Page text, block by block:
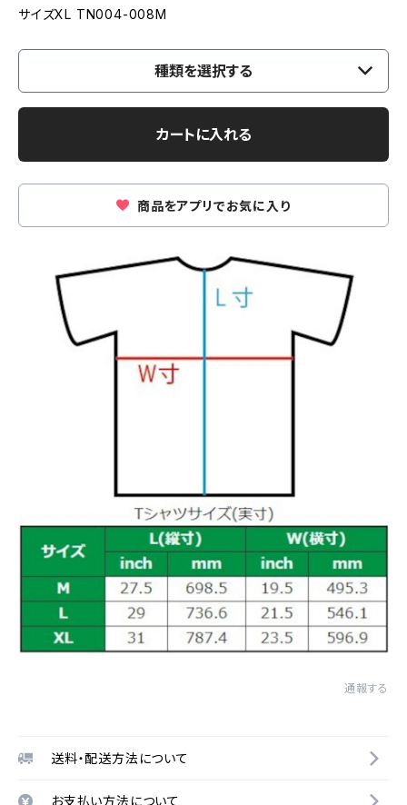
サイズXL TN004-008M
種類を選択する
カートに入れる
商品をアプリでお気に入り
通報する
送料・配送方法について
お支払い方法について